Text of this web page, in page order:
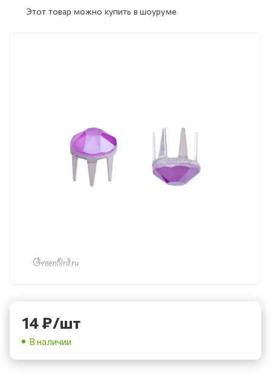
Этот товар можно купить в шоуруме
14₽/шт
В наличии